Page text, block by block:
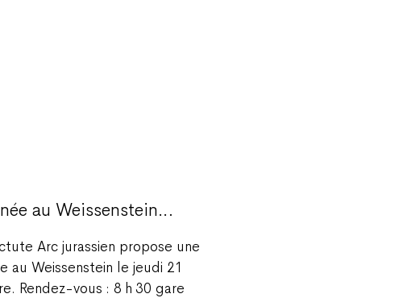
au Weissenstein…
Arc jurassien propose une
au Weissenstein le jeudi 21
Rendez-vous : 8 h 30 gare